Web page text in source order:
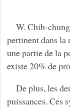
W. Chih-
pertinent dans la
une partie de la
existe 20% de
De plus, les
puissances. Ces